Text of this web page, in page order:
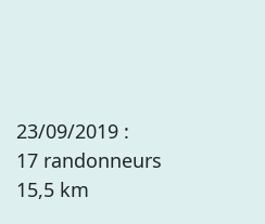
23/09/2019 :
17 randonneurs
15,5 km